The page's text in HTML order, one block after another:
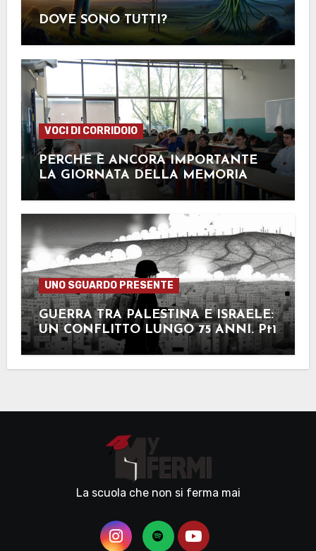
DOVE SONO TUTTI?
VOCI DI CORRIDOIO
PERCHÉ È ANCORA IMPORTANTE
LA GIORNATA DELLA MEMORIA
UNO SGUARDO PRESENTE
GUERRA TRA PALESTINA E ISRAELE:
UN CONFLITTO LUNGO 75 ANNI. Pt1
La scuola che non si ferma mai